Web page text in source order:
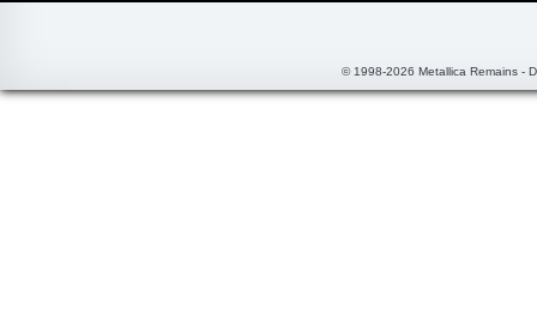
© 1998-2026 Metallica Remains -